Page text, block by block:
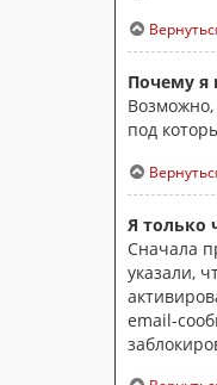
Почему я
под
Я только
Сначала
указали,
email-